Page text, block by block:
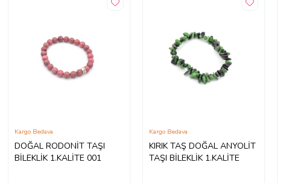
DOĞAL RODONİT TAŞI
BİLEKLİK 1.KALİTE 001
Kargo Bedava
KIRIK TAŞ DOĞAL ANYOLİT
TAŞI BİLEKLİK 1.KALİTE
Kargo Bedava